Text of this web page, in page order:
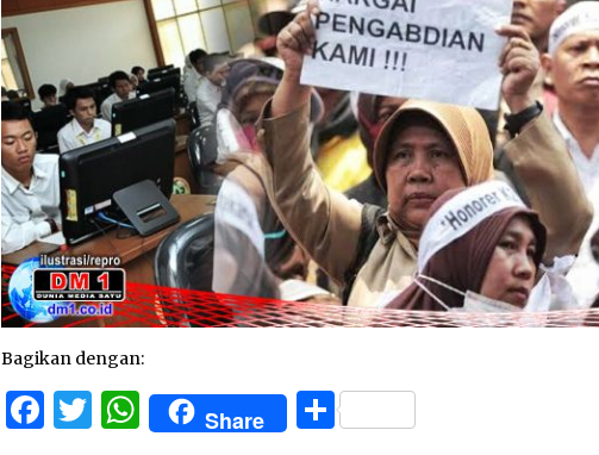
Bagikan dengan:
Facebook
Twitter
WhatsApp
Share Share